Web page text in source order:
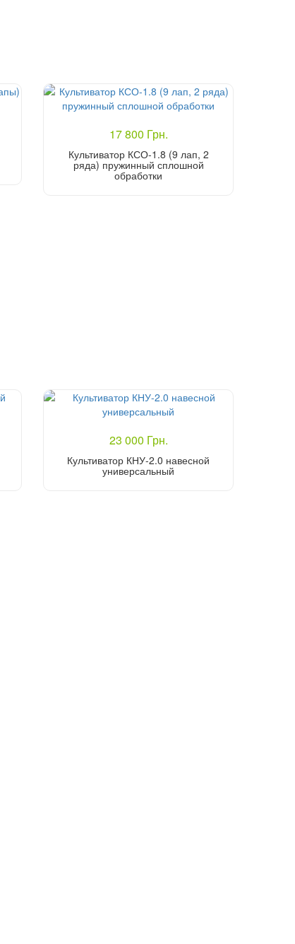
17 800 Грн.
Культиватор КСО-1.8 (9 лап, 2
ряда) пружинный сплошной
обработки
23 000 Грн.
Культиватор КНУ-2.0 навесной
универсальный